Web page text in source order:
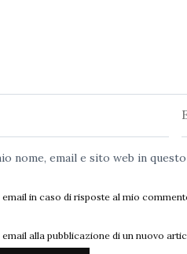
nome, email e sito web in
email in caso di risposte al mio
email alla pubblicazione di un nuovo